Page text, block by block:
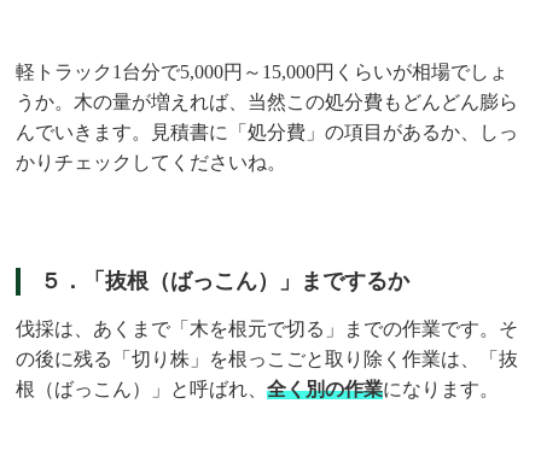
軽トラック1台分で5,000円～15,000円くらいが相場でしょ
うか。木の量が増えれば、当然この処分費もどんどん膨ら
んでいきます。見積書に「処分費」の項目があるか、しっ
かりチェックしてくださいね。
５．「抜根（ばっこん）」までするか
伐採は、あくまで「木を根元で切る」までの作業です。そ
の後に残る「切り株」を根っこごと取り除く作業は、「抜
根（ばっこん）」と呼ばれ、全く別の作業になります。